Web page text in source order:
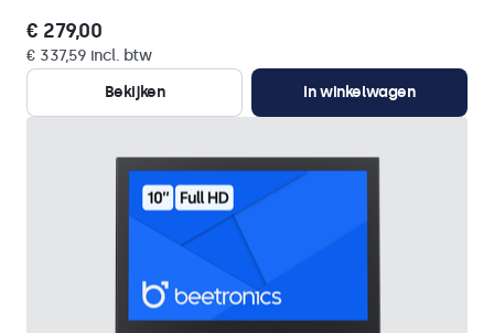
€ 279,00
€ 337,59 incl. btw
Bekijken
In winkelwagen